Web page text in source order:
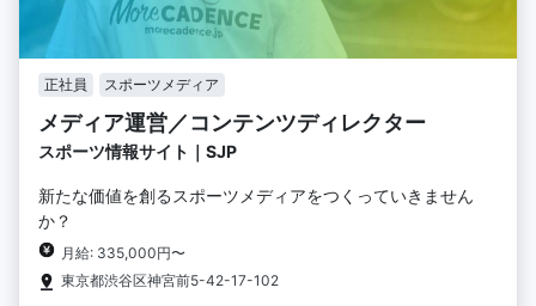
正社員 スポーツメディア
メディア運営／コンテンツディレクター
スポーツ情報サイト｜SJP
新たな価値を創るスポーツメディアをつくっていきません
か？
月給: 335,000円〜
東京都渋谷区神宮前5-42-17-102